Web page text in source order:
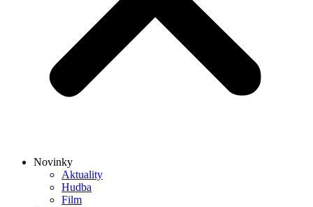
Novinky
Aktuality
Hudba
Film